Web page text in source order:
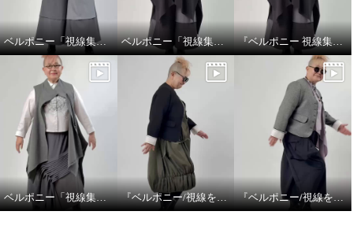
ベルポニー「視線集める大人の遊びを装う」 ベルポニー「視線集める大人の遊びを装う」 『ベルポニー 視線集める大人の遊びを装う』 5月11日（月） 12:00〜 / 20:00〜（生放送）
ベルポニー「視線集める大人の遊びを装う」 『ベルポニー/視線を集める大人の遊びを装う』 『ベルポニー/視線を集める大人の遊びを装う』